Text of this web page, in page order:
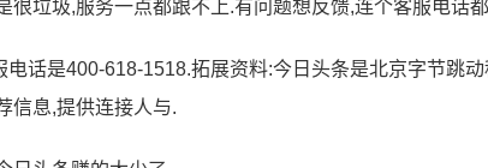
很垃圾,服务一点都跟不上.有问题想反馈,连个客服电话
电话是400-618-1518.拓展资料:今日头条是北京字节跳
信息,提供连接人与.